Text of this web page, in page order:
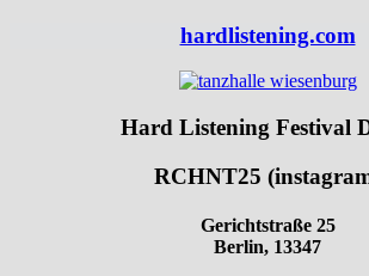
hardlistening.com
Hard Listening Festival
RCHNT25
Gerichtstraße 25
Berlin, 13347